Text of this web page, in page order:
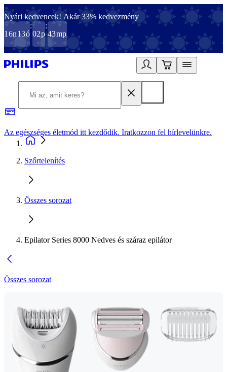
Nyári kedvencek! Akár 33% kedvezmény
16n13ó
:
02p
:
43mp
Az egészséges életmód itt kezdődik. Iratkozzon fel hírlevelünkre.
Szőrtelenítés
Összes sorozat
Epilator Series 8000 Nedves és száraz epilátor
Összes sorozat